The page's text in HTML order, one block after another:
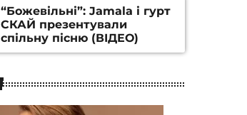
“Божевільні”: Jamala і гурт
СКАЙ презентували
спільну пісню (ВІДЕО)